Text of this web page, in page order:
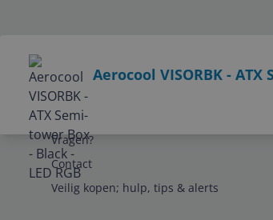
Aerocool VISORBK - ATX
Service
Vragen?
Contact
Veilig kopen; hulp, tips & alerts